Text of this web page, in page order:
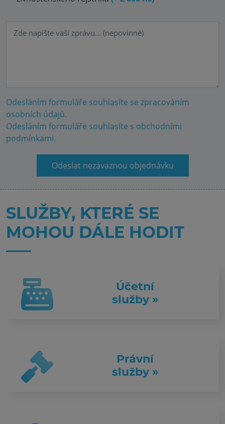
Odesláním formuláře souhlasíte se zpracováním
osobních údajů.
Odesláním formuláře souhlasíte s obchodními
podmínkami.
Odeslat nezávaznou objednávku
SLUŽBY, KTERÉ SE
MOHOU DÁLE HODIT
Účetní
služby »
Právní
služby »